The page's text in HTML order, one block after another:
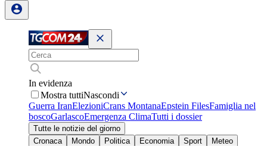
In evidenza
Mostra tuttiNascondi
Guerra IranElezioniCrans MontanaEpstein FilesFamiglia nel
boscoGarlascoEmergenza ClimaTutti i dossier
Tutte le notizie del giorno
Cronaca
Mondo Politica Economia Sport
Meteo